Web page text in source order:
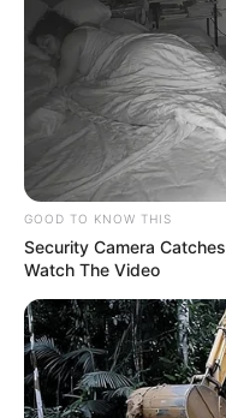
GOOD TO KNOW THIS
Security Camera
Watch The Video